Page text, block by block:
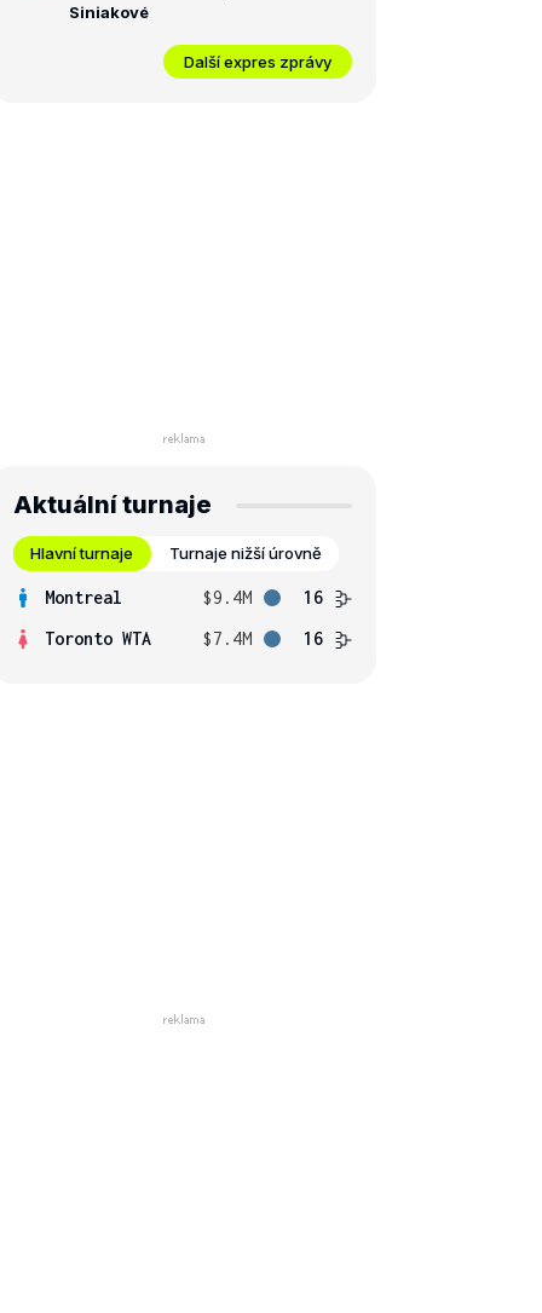
Siniakové
Další expres zprávy
Aktuální turnaje
Hlavní turnaje Turnaje nižší úrovně
Montreal $9.4M
16
Toronto WTA
$7.4M 16